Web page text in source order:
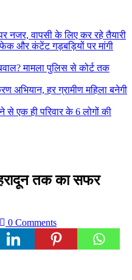
नजर, वापसी के लिए कर रहे तैयारी
और कंटेंट गड़बड़ियों पर मांगी
मामला पुलिस से कोर्ट तक
अभियान, हर ग्रामीण महिला बनेगी
से एक ही परिवार के 6 लोगों की
तक का सफर
0 Comments